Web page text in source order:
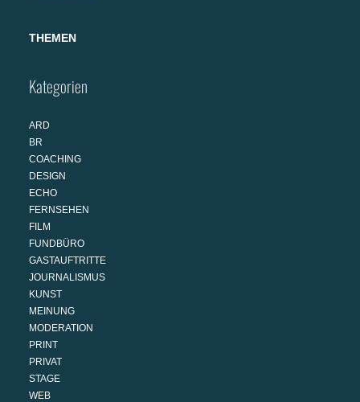
THEMEN
Kategorien
ARD
BR
COACHING
DESIGN
ECHO
FERNSEHEN
FILM
FUNDBÜRO
GASTAUFTRITTE
JOURNALISMUS
KUNST
MEINUNG
MODERATION
PRINT
PRIVAT
STAGE
WEB